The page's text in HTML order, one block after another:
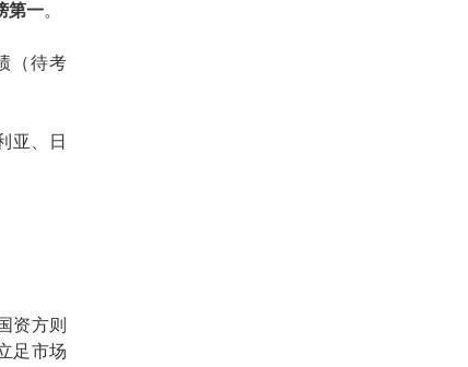
第一。
（待考
亚、日
资方则
足市场